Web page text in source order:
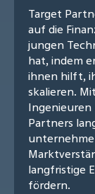
Target
auf die
jungen
hat, indem
ihnen hilft,
skalieren.
Partners
langfristige
fördern.